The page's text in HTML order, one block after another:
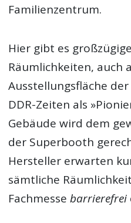
Familienzentrum.
Hier gibt es
Räumlichkeiten, auch
Ausstellungsfläche der
DDR-Zeiten als
Gebäude wird dem
der Superbooth
Hersteller erwarten
sämtliche
Fachmessebarrierefrei